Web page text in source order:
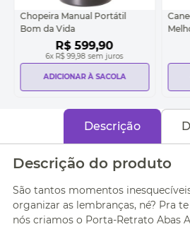
Chopeira Manual Portátil
Bom da Vida
R$ 599,90
6x R$ 99,98 sem juros
ADICIONAR À SACOLA
Descrição
Descrição do produto
São tantos momentos
organizar as lembranças, né? Pra
nós criamos o Porta-Retrato Abas